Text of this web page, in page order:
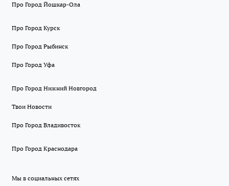
Про Город Йошкар-Ола
Про Город Курск
Про Город Рыбинск
Про Город Уфа
Про Город Нижний Новгород
Твои Новости
Про Город Владивосток
Про Город Краснодара
Мы в социальных сетях